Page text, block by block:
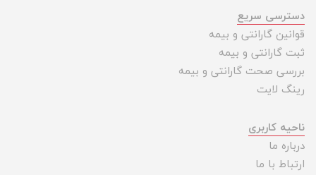
دسترسی سریع
قوانین گارانتی و بیمه
ثبت گارانتی و بیمه
بررسی صحت گارانتی و بیمه
رینگ لایت
ناحیه کاربری
درباره ما
ارتباط با ما